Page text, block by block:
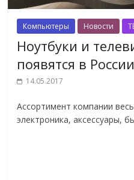
Компьютеры Новости
Ноутбуки и
появятся в России
14.05.2017
Ассортимент компании
электроника, аксессуары,